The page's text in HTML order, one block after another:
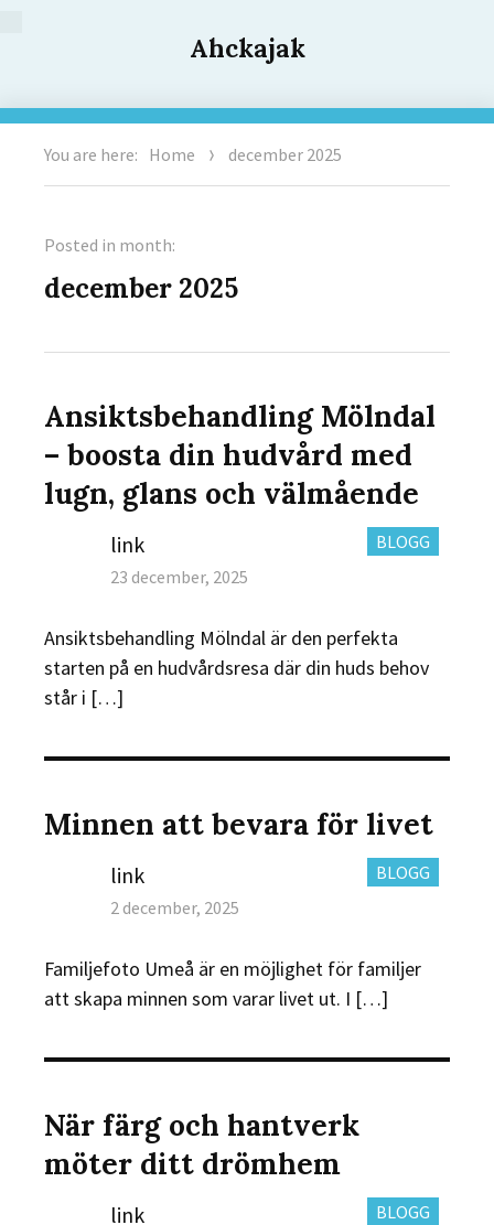
Ahckajak
You are here: Home december 2025
Posted in month:
december 2025
Ansiktsbehandling Mölndal
– boosta din hudvård med
lugn, glans och välmående
CATEGORIES:
BLOGG
Author
link
Posted
23 december, 2025
Ansiktsbehandling Mölndal är den perfekta
starten på en hudvårdsresa där din huds behov
står i […]
Minnen att bevara för livet
CATEGORIES:
BLOGG
Author
link
Posted
2 december, 2025
Familjefoto Umeå är en möjlighet för familjer
att skapa minnen som varar livet ut. I […]
När färg och hantverk
möter ditt drömhem
CATEGORIES:
BLOGG
Author
link